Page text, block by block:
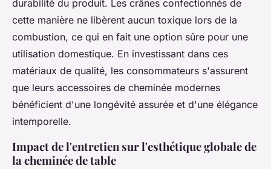
durabilité du produit. Les crânes confectionnés de
cette manière ne libèrent aucun toxique lors de la
combustion, ce qui en fait une option sûre pour une
utilisation domestique. En investissant dans ces
matériaux de qualité, les consommateurs s'assurent
que leurs accessoires de cheminée modernes
bénéficient d'une longévité assurée et d'une élégance
intemporelle.
Impact de l'entretien sur l'esthétique globale de
la cheminée de table